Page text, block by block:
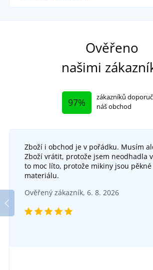
Fleecová šála z recyklovaného
DO 6 DNŮ
v pondělí 17. 8.
Dámské pletené zimní
152 Kč
Ověřeno
našimi
97%
zákazníků
náš obchod
Zboží i obchod je v pořádku. Musím
Zboží vrátit, protože jsem neodhadla
to moc líto, protože mikiny jsou
materiálu.
Ověřený zákazník, 6. 8. 2026